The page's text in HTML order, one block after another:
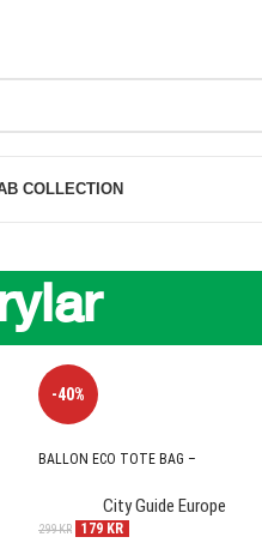
COLLECTION
-40%
BALLON ECO TOTE BAG –
City Guide Europe
299KR 179 KR